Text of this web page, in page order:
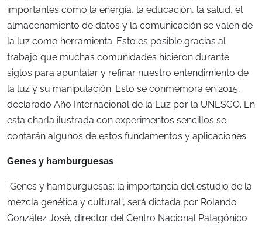
importantes como la energía, la educación, la salud, el
almacenamiento de datos y la comunicación se valen de
la luz como herramienta. Esto es posible gracias al
trabajo que muchas comunidades hicieron durante
siglos para apuntalar y refinar nuestro entendimiento de
la luz y su manipulación. Esto se conmemora en 2015,
declarado Año Internacional de la Luz por la UNESCO. En
esta charla ilustrada con experimentos sencillos se
contarán algunos de estos fundamentos y aplicaciones.
Genes y hamburguesas
“Genes y hamburguesas: la importancia del estudio de la
mezcla genética y cultural”, será dictada por Rolando
González José, director del Centro Nacional Patagónico